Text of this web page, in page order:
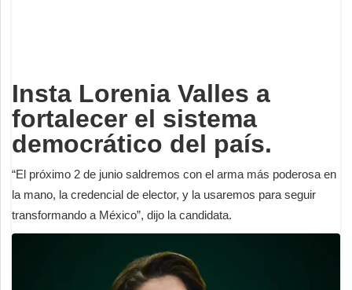
Insta Lorenia Valles a
fortalecer el sistema
democrático del país.
“El próximo 2 de junio saldremos con el arma más poderosa en
la mano, la credencial de elector, y la usaremos para seguir
transformando a México”, dijo la candidata.